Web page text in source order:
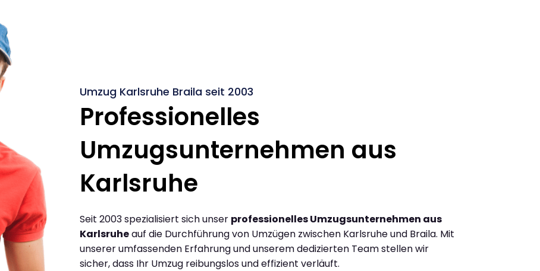
Umzug Karlsruhe Braila seit 2003
Professionelles
Umzugsunternehmen aus
Karlsruhe
Seit 2003 spezialisiert sich unser professionelles Umzugsunternehmen aus
Karlsruheauf die Durchführung von Umzügen zwischen Karlsruhe und Braila. Mit
unserer umfassenden Erfahrung und unserem dedizierten Team stellen wir
sicher, dass Ihr Umzug reibungslos und effizient verläuft.